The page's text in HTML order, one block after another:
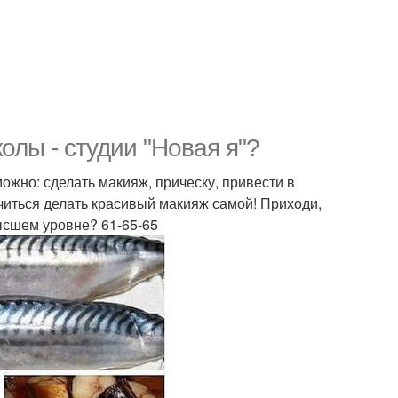
- студии "Новая я"?
сделать макияж, прическу, привести в
делать красивый макияж самой! Приходи,
уровне? 61-65-65